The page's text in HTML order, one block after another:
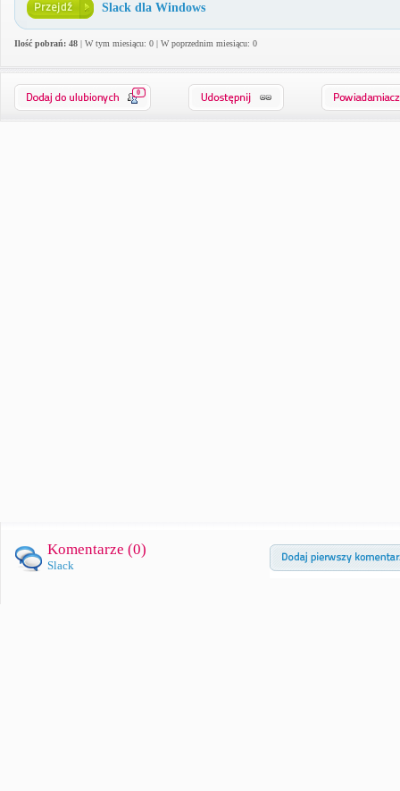
Slack dla Windows
Ilość pobrań: 48 | W tym miesiącu: 0 | W poprzednim miesiącu: 0
0
Komentarze (0)
Slack